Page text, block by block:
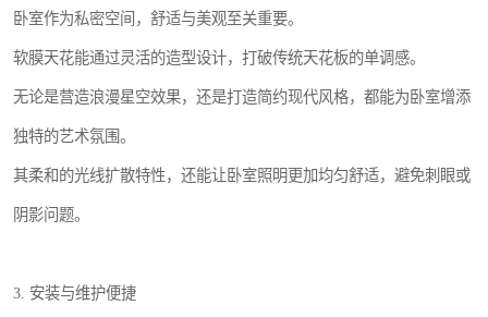
卧室作为私密空间，舒适与美观至关重要。
软膜天花能通过灵活的造型设计，打破传统天花板的单调感。
无论是营造浪漫星空效果，还是打造简约现代风格，都能为卧室增添
独特的艺术氛围。
其柔和的光线扩散特性，还能让卧室照明更加均匀舒适，避免刺眼或
阴影问题。
3. 安装与维护便捷